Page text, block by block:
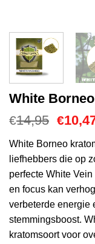
White
€14,95
was:
€
White Borneo
liefhebbers die op
perfecte White
en focus kan
verbeterde energie
stemmingsboost.
kratomsoort voor